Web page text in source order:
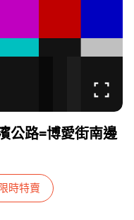
公路=博愛街南邊
限時特賣